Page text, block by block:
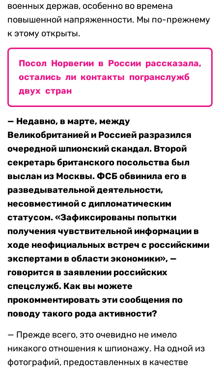
военных держав, особенно во времена
повышенной напряженности. Мы по-прежнему
к этому открыты.
Посол Норвегии в России рассказала,
остались ли контакты погранслужб
двух стран
— Недавно, в марте, между
Великобританией и Россией разразился
очередной шпионский скандал. Второй
секретарь британского посольства был
выслан из Москвы. ФСБ обвинила его в
разведывательной деятельности,
несовместимой с дипломатическим
статусом. «Зафиксированы попытки
получения чувствительной информации в
ходе неофициальных встреч с российскими
экспертами в области экономики», —
говорится в заявлении российских
спецслужб. Как вы можете
прокомментировать эти сообщения по
поводу такого рода активности?
— Прежде всего, это очевидно не имело
никакого отношения к шпионажу. На одной из
фотографий, предоставленных в качестве